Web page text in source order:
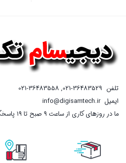
تلفن 021-36483529
,
021-36483558
ایمیلinfo@digisamtech.ir
ما در روزهای کاری از ساعت ۹ صبح تا ۱۹ پاسخگوی شما هستیم